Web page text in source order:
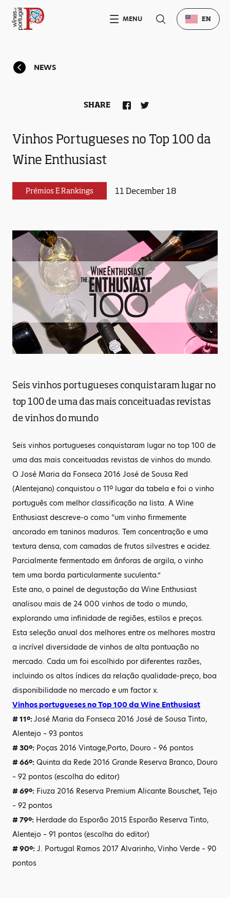
NEWS
Vinhos Portugueses no Top 100 da
Wine Enthusiast
Prémios E Rankings 11 December 18
SHARE
Seis vinhos portugueses conquistaram lugar no
top 100 de uma das mais conceituadas revistas
de vinhos do mundo
Seis vinhos portugueses conquistaram lugar no top 100 de
uma das mais conceituadas revistas de vinhos do mundo.
O José Maria da Fonseca 2016 José de Sousa Red
(Alentejano) conquistou o 11º lugar da tabela e foi o vinho
português com melhor classificação na lista. A Wine
Enthusiast descreve-o como “um vinho firmemente
ancorado em taninos maduros. Tem concentração e uma
textura densa, com camadas de frutos silvestres e acidez.
Parcialmente fermentado em ânforas de argila, o vinho
tem uma borda particularmente suculenta.”
Este ano, o painel de degustação da Wine Enthusiast
analisou mais de 24 000 vinhos de todo o mundo,
explorando uma infinidade de regiões, estilos e preços.
Esta seleção anual dos melhores entre os melhores mostra
a incrível diversidade de vinhos de alta pontuação no
mercado. Cada um foi escolhido por diferentes razões,
incluindo os altos índices da relação qualidade-preço, boa
disponibilidade no mercado e um factor x.
Vinhos portugueses no Top 100 da Wine Enthusiast
# 11º:José Maria da Fonseca 2016 José de Sousa Tinto,
Alentejo – 93 pontos
# 30º: Poças 2016 Vintage,Porto, Douro – 96 pontos
# 66º: Quinta da Rede 2016 Grande Reserva Branco, Douro
– 92 pontos (escolha do editor)
# 69º: Fiuza 2016 Reserva Premium Alicante Bouschet, Tejo
– 92 pontos
# 79º: Herdade do Esporão 2015 Esporão Reserva Tinto,
Alentejo – 91 pontos (escolha do editor)
# 90º: J. Portugal Ramos 2017 Alvarinho, Vinho Verde – 90
pontos
MENU EN